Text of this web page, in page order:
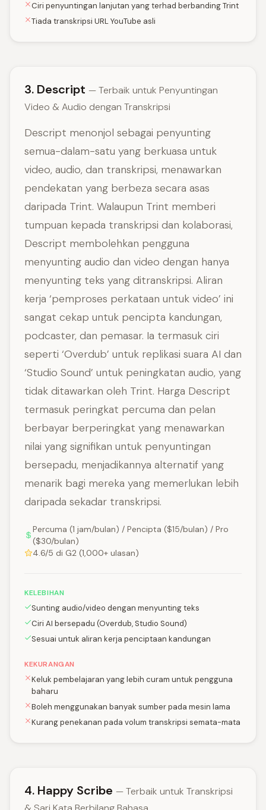
Ciri penyuntingan lanjutan yang terhad berbanding Trint
Tiada transkripsi URL YouTube asli
3. Descript — Terbaik untuk Penyuntingan
Video & Audio dengan Transkripsi
Descript menonjol sebagai penyunting
semua-dalam-satu yang berkuasa untuk
video, audio, dan transkripsi, menawarkan
pendekatan yang berbeza secara asas
daripada Trint. Walaupun Trint memberi
tumpuan kepada transkripsi dan kolaborasi,
Descript membolehkan pengguna
menyunting audio dan video dengan hanya
menyunting teks yang ditranskripsi. Aliran
kerja ‘pemproses perkataan untuk video’ ini
sangat cekap untuk pencipta kandungan,
podcaster, dan pemasar. Ia termasuk ciri
seperti ‘Overdub’ untuk replikasi suara AI dan
‘Studio Sound’ untuk peningkatan audio, yang
tidak ditawarkan oleh Trint. Harga Descript
termasuk peringkat percuma dan pelan
berbayar berperingkat yang menawarkan
nilai yang signifikan untuk penyuntingan
bersepadu, menjadikannya alternatif yang
menarik bagi mereka yang memerlukan lebih
daripada sekadar transkripsi.
Percuma (1 jam/bulan) / Pencipta ($15/bulan) / Pro
($30/bulan)
4.6/5 di G2 (1,000+ ulasan)
KELEBIHAN
Sunting audio/video dengan menyunting teks
Ciri AI bersepadu (Overdub, Studio Sound)
Sesuai untuk aliran kerja penciptaan kandungan
KEKURANGAN
Keluk pembelajaran yang lebih curam untuk pengguna
baharu
Boleh menggunakan banyak sumber pada mesin lama
Kurang penekanan pada volum transkripsi semata-mata
4. Happy Scribe — Terbaik untuk Transkripsi